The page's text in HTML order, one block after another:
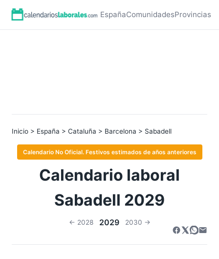
EspañaComunidadesProvincias
Inicio > España > Cataluña > Barcelona > Sabadell
Calendario No Oficial. Festivos estimados de años anteriores
Calendario laboral
Sabadell 2029
← 2028 2029 2030 →